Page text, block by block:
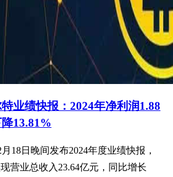
业绩快报：2024年净利润1.88
13.81%
18日晚间发布2024年度业绩快报，
营业总收入23.64亿元，同比增长